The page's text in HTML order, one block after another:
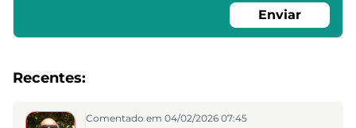
Enviar
Recentes:
Comentado em 04/02/2026 07:45